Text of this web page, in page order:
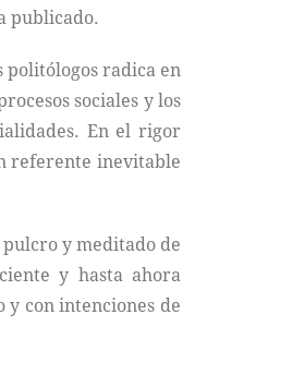
publicado.
politólogos radica en
sociales y los
En el rigor
referente inevitable
y meditado de
y hasta ahora
con intenciones de